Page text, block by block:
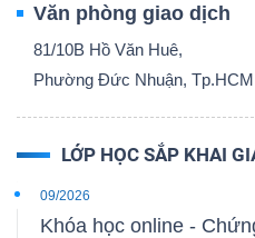
Văn phòng giao dịch
81/10B Hồ Văn Huê,
Phường Đức Nhuận, Tp.HCM
LỚP HỌC SẮP KHAI
09/2026
Khóa học online -